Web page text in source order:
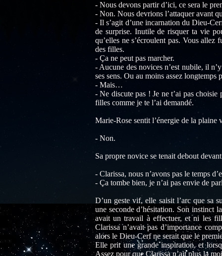
- Nous devons partir d’ici, ce sera le
- Non. Nous devrions l’attaquer avant
- Il s’agit d’une incarnation du Dieu-
de surprise. Inutile de risquer ta vie
qu’elles ne s’écroulent pas. Vous
des filles.
- Ça ne peut pas marcher.
- Aucune des novices n’est nubile, il
ses sens. Ou au moins assez longtemps
- Mais…
- Ne discute pas ! Je ne t’ai pas choisie
filles comme je te l’ai demandé.
Marie-Rose sentit l’énergie de la
- Non.
Sa propre novice se tenait debout
- Clarissa, nous n’avons pas le temps
- Ça tombe bien, je n’ai pas envie de
D’un geste vif, elle saisit l’arc que sa
une seconde d’hésitation. Son instinct
avait un travail à effectuer, et ni les
Clarissa n’avait pas d’importance
alors le Dieu-Cerf ne serait que le
Elle prit une grande inspiration, et
Assez pour que Clarissa n’ait plus la